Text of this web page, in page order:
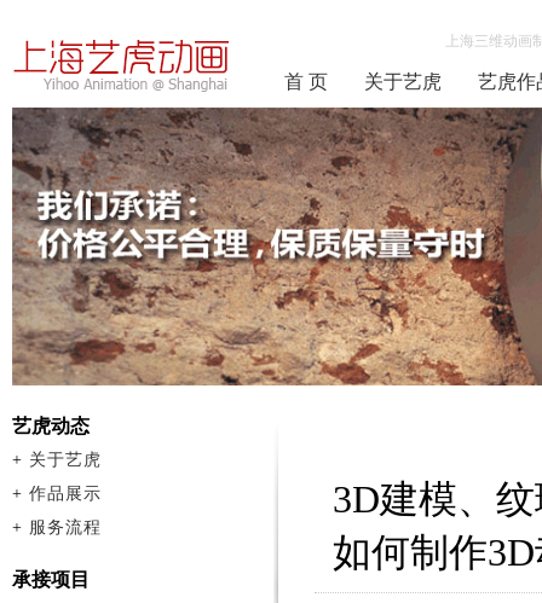
上海三维动
首 页 关于艺虎 艺虎作
3D建模、
如何制作
艺虎动态
+ 关于艺虎
+ 作品展示
+ 服务流程
承接项目